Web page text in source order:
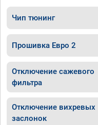
Чип тюнинг
Прошивка Евро 2
Отключение сажевого
фильтра
Отключение вихревых
заслонок